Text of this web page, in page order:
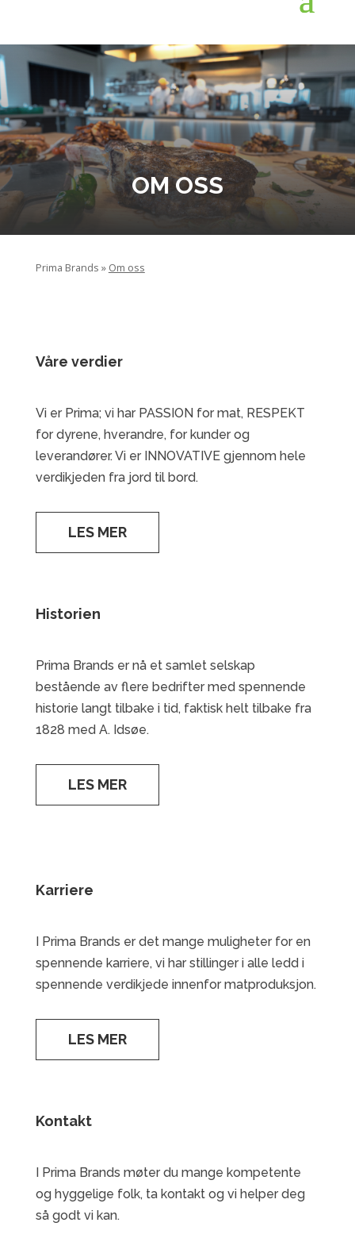
OM OSS
Prima Brands » Om oss
Våre verdier
Vi er Prima; vi har PASSION for mat, RESPEKT
for dyrene, hverandre, for kunder og
leverandører. Vi er INNOVATIVE gjennom hele
verdikjeden fra jord til bord.
LES MER
Historien
Prima Brands er nå et samlet selskap
bestående av flere bedrifter med spennende
historie langt tilbake i tid, faktisk helt tilbake fra
1828 med A. Idsøe.
LES MER
Karriere
I Prima Brands er det mange muligheter for en
spennende karriere, vi har stillinger i alle ledd i
spennende verdikjede innenfor matproduksjon.
LES MER
Kontakt
I Prima Brands møter du mange kompetente
og hyggelige folk, ta kontakt og vi helper deg
så godt vi kan.